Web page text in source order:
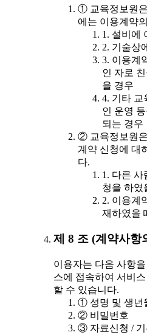
① 교육정보원
에는 이용계약
1. 설비에
2. 기술상
3. 이용계
인 자로
을 경우
4. 기타 교
인 운영
되는 경우
② 교육정보원
계약 신청에 대
다.
1. 다른 사
청을 하였
2. 이용계
재하였을
제 8 조 (계약사항
이용자는 다음 사항
스에 접속하여 서비
할 수 있습니다.
① 성명 및 생년
② 비밀번호
③ 자료신청 / 기